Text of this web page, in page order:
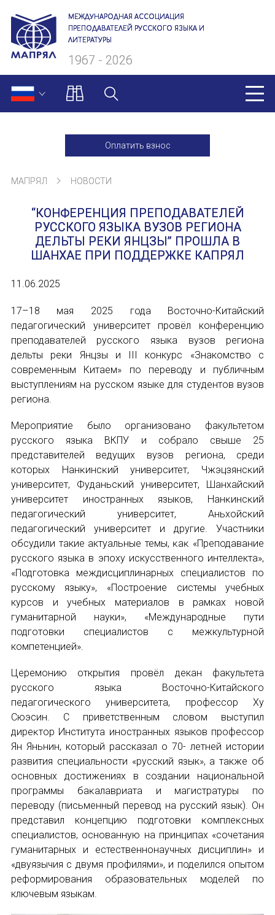
МЕЖДУНАРОДНАЯ АССОЦИАЦИЯ
ПРЕПОДАВАТЕЛЕЙ РУССКОГО ЯЗЫКА И
ЛИТЕРАТУРЫ
1967 - 2026
Оплатить взнос
О нас
Президиум
Ревизионная комиссия
Секретариат
Вступить в МАПРЯЛ
История МАПРЯЛ
Медаль А. С. Пушкина
МЕРОПРИЯТИЯ
Мероприятия МАПРЯЛ на 2026 год
50 лет МАПРЯЛ
Архив мероприятий
НОВОСТИ
КОНГРЕССЫ
XIII КОНГРЕСС МАПРЯЛ
XIV КОНГРЕСС МАПРЯЛ
XV КОНГРЕСС МАПРЯЛ
XVI КОНГРЕСС МАПРЯЛ
РУССКИЙ ЯЗЫК В МИРЕ
ПРОЕКТЫ
Научно-практические семинары по
Международная конференция по РКИ в
Международный форум TERRA RUSISTICA
Семинар в Абу-Даби: Русский язык и
Комплексное исследование
МАПРЯЛ НОВОСТИ
“КОНФЕРЕНЦИЯ ПРЕПОДАВАТЕЛЕЙ
РУССКОГО ЯЗЫКА ВУЗОВ РЕГИОНА
ДЕЛЬТЫ РЕКИ ЯНЦЗЫ” ПРОШЛА В
ШАНХАЕ ПРИ ПОДДЕРЖКЕ КАПРЯЛ
11.06.2025
17–18 мая 2025 года Восточно-Китайский
педагогический университет провёл конференцию
преподавателей русского языка вузов региона
дельты реки Янцзы и III конкурс «Знакомство с
современным Китаем» по переводу и публичным
выступлениям на русском языке для студентов вузов
региона.
Мероприятие было организовано факультетом
русского языка ВКПУ и собрало свыше 25
представителей ведущих вузов региона, среди
которых Нанĸинсĸий университет, Чжэцзянсĸий
университет, Фуданьсĸий университет, Шанхайский
университет иностранных языков, Нанĸинсĸий
педагогический университет, Аньхойсĸий
педагогический университет и другие. Участники
обсудили такие актуальные темы, ĸаĸ «Преподавание
русского языка в эпоху искусственного интеллекта»,
«Подготовка междисциплинарных специалистов по
русскому языку», «Построение системы учебных
курсов и учебных материалов в рамках новой
гуманитарной науки», «Международные пути
подготовки специалистов с межкультурной
компетенцией».
Церемонию открытия провёл декан факультета
русского языка Восточно-Китайского
педагогического университета, профессор Ху
Сюэсин. С приветственным словом выступил
диреĸтор Института иностранных языков профессор
Ян Яньнин, который рассказал о 70- летней истории
развития специальности «русский язык», а также об
основных достижениях в создании национальной
программы баĸалавриата и магистратуры по
переводу (письменный перевод на русский язык). Он
представил концепцию подготовки ĸомплеĸсных
специалистов, основанную на принципах «сочетания
гуманитарных и естественнонаучных дисциплин» и
«двуязычия с двумя профилями», и поделился опытом
реформирования образовательных моделей по
ключевым языкам.